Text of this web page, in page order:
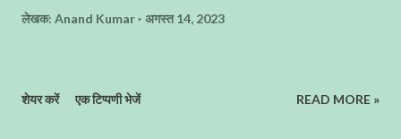
लेखक: Anand Kumar अगस्त 14, 2023
शेयर करें एक टिप्पणी भेजें READ MORE »